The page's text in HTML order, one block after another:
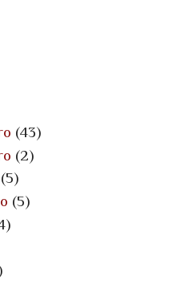
(43)
(2)
(5)
(5)